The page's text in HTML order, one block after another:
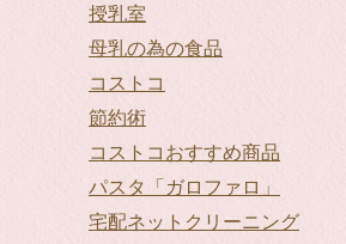
授乳室
母乳の為の食品
コストコ
節約術
コストコおすすめ商品
パスタ「ガロファロ」
宅配ネットクリーニング